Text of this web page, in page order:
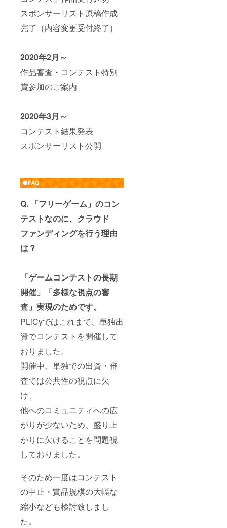
スポンサーリスト原稿作成
完了（内容変更受付終了）
2020年2月～
作品審査・コンテスト特別
賞参加のご案内
2020年3月～
コンテスト結果発表
スポンサーリスト公開
Q. 「フリーゲーム」のコン
テストなのに、クラウド
ファンディングを行う理由
は？
「ゲームコンテストの長期
開催」「多様な視点の審
査」実現のためです。
PLiCyではこれまで、単独出
資でコンテストを開催して
おりました。
開催中、単独での出資・審
査では公共性の視点に欠
け、
他へのコミュニティへの広
がりが少ないため、盛り上
がりに欠けることを問題視
しておりました。
そのため一度はコンテスト
の中止・賞品規模の大幅な
縮小なども検討致しまし
た。